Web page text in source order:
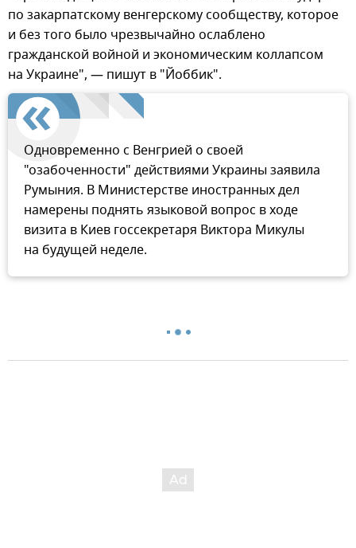
по закарпатскому венгерскому сообществу, которое
и без того было чрезвычайно ослаблено
гражданской войной и экономическим коллапсом
на Украине", — пишут в "Йоббик".
Одновременно с Венгрией о своей
"озабоченности" действиями Украины заявила
Румыния. В Министерстве иностранных дел
намерены поднять языковой вопрос в ходе
визита в Киев госсекретаря Виктора Микулы
на будущей неделе.